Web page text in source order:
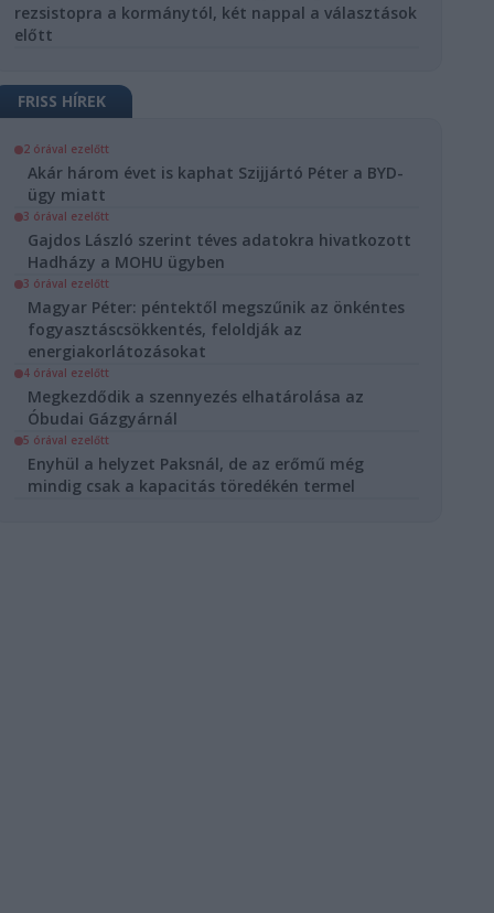
rezsistopra a kormánytól, két nappal a választások
előtt
FRISS HÍREK
2 órával ezelőtt
Akár három évet is kaphat Szijjártó Péter a BYD-
ügy miatt
3 órával ezelőtt
Gajdos László szerint téves adatokra hivatkozott
Hadházy a MOHU ügyben
3 órával ezelőtt
Magyar Péter: péntektől megszűnik az önkéntes
fogyasztáscsökkentés, feloldják az
energiakorlátozásokat
4 órával ezelőtt
Megkezdődik a szennyezés elhatárolása az
Óbudai Gázgyárnál
5 órával ezelőtt
Enyhül a helyzet Paksnál, de az erőmű még
mindig csak a kapacitás töredékén termel